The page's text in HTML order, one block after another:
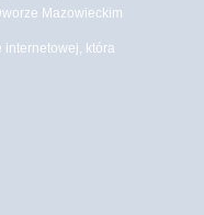
Mazowieckim
internetowej, która